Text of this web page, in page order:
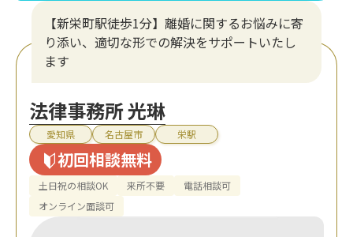
【新栄町駅徒歩1分】離婚に関するお悩みに寄
り添い、適切な形での解決をサポートいたし
ます
法律事務所 光琳
愛知県 名古屋市 栄駅
初回相談無料
土日祝の相談OK 来所不要
電話相談可
オンライン面談可